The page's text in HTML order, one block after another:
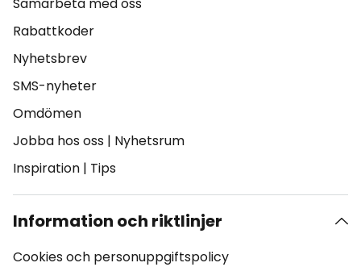
Rabattkoder
Nyhetsbrev
SMS-nyheter
Omdömen
Jobba hos oss | Nyhetsrum
Inspiration | Tips
Information och riktlinjer
Cookies och personuppgiftspolicy